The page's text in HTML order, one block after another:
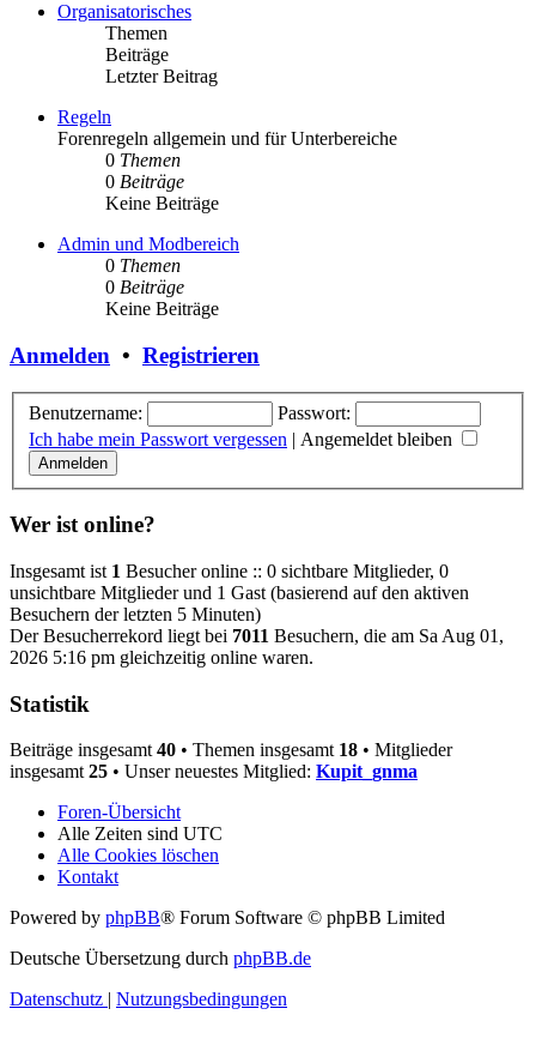
Organisatorisches
Themen
Beiträge
Letzter Beitrag
Regeln
Forenregeln allgemein und für Unterbereiche
0 Themen
0 Beiträge
Keine Beiträge
Admin und Modbereich
0 Themen
0 Beiträge
Keine Beiträge
Anmelden • Registrieren
Benutzername:
Passwort:
Ich habe mein Passwort vergessen | Angemeldet bleiben
Wer ist online?
Insgesamt ist 1 Besucher online :: 0 sichtbare Mitglieder, 0
unsichtbare Mitglieder und 1 Gast (basierend auf den aktiven
Besuchern der letzten 5 Minuten)
Der Besucherrekord liegt bei 7011 Besuchern, die am Sa Aug 01,
2026 5:16 pm gleichzeitig online waren.
Statistik
Beiträge insgesamt 40 • Themen insgesamt 18 • Mitglieder
insgesamt 25 • Unser neuestes Mitglied: Kupit_gnma
Foren-Übersicht
Alle Zeiten sind UTC
Alle Cookies löschen
Kontakt
Powered by phpBB® Forum Software © phpBB Limited
Deutsche Übersetzung durch phpBB.de
Datenschutz | Nutzungsbedingungen